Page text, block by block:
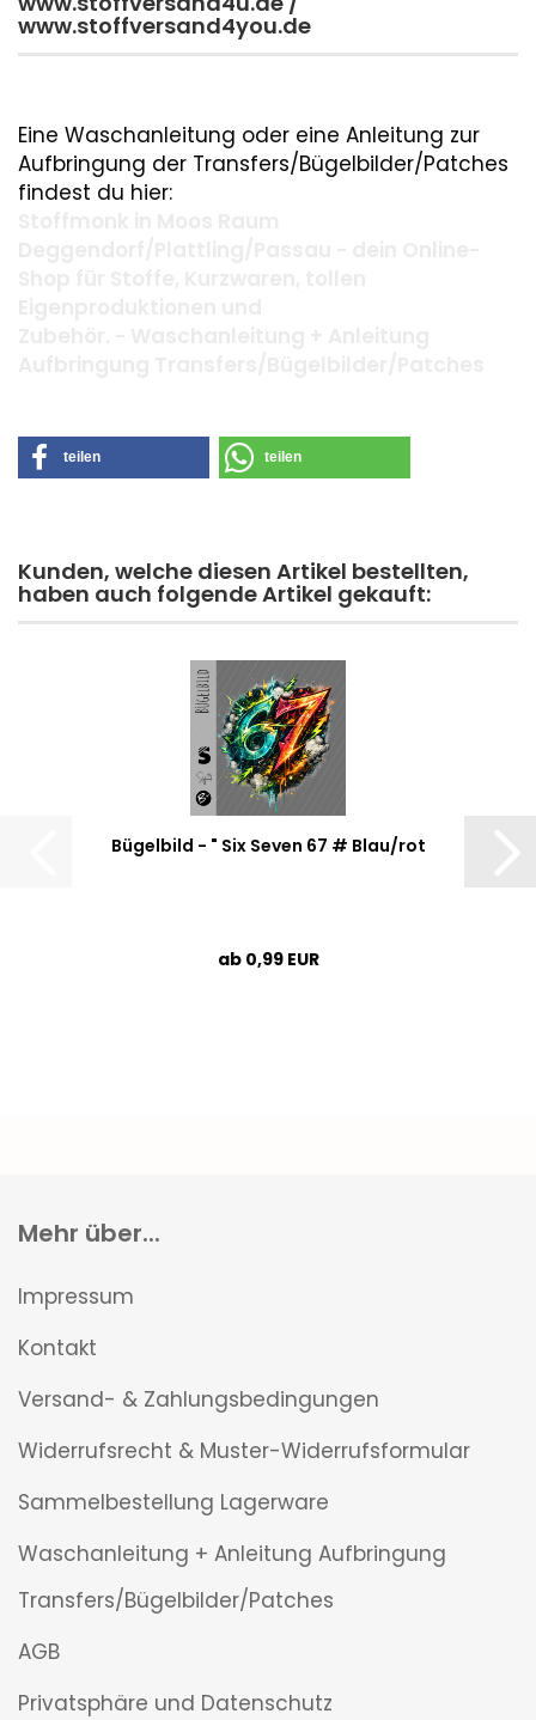
www.stoffversand4you.de
Eine Waschanleitung oder eine Anleitung zur
Aufbringung der Transfers/Bügelbilder/Patches
findest du hier:
teilen teilen
Kunden, welche diesen Artikel bestellten,
haben auch folgende Artikel gekauft:
Bügelbild - " Six Seven 67 # Blau/rot
ab 0,99 EUR
Mehr über...
Impressum
Kontakt
Versand- & Zahlungsbedingungen
Widerrufsrecht & Muster-Widerrufsformular
Sammelbestellung Lagerware
Waschanleitung + Anleitung Aufbringung
Transfers/Bügelbilder/Patches
AGB
Privatsphäre und Datenschutz